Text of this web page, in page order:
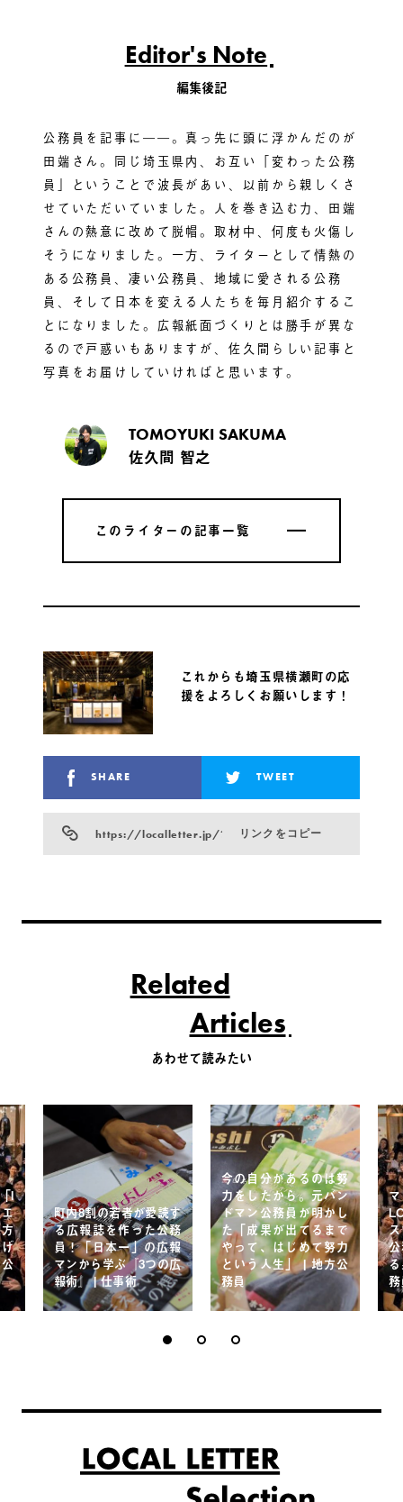
Editor's Note
編集後記
公務員を記事に――。真っ先に頭に浮かんだのが
田端さん。同じ埼玉県内、お互い「変わった公務
員」ということで波長があい、以前から親しくさ
せていただいていました。人を巻き込む力、田端
さんの熱意に改めて脱帽。取材中、何度も火傷し
そうになりました。一方、ライターとして情熱の
ある公務員、凄い公務員、地域に愛される公務
員、そして日本を変える人たちを毎月紹介するこ
とになりました。広報紙面づくりとは勝手が異な
るので戸惑いもありますが、佐久間らしい記事と
写真をお届けしていければと思います。
TOMOYUKI SAKUMA
佐久間 智之
このライターの記事一覧
このライターの記事一覧
これからも埼玉県横瀬町の応
援をよろしくお願いします！
SHARE TWEET
https://localletter.jp/?p=7568リンクをコピー
Related
Articles
あわせて読みたい
I
町内8割の若者が愛読す
る広報誌を作った公務
員！「日本一」の広報
マンから学ぶ『3つの広
報術』 | 仕事術
今の自分があるのは努
力をしたから。元バン
ドマン公務員が明かし
た「成果が出てるまで
やって、はじめて努力
という人生」 | 地方公
務員